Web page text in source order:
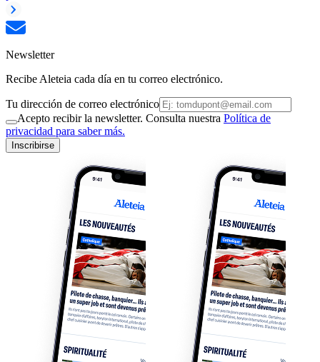
Newsletter
Recibe Aleteia cada día en tu correo electrónico.
Tu dirección de correo electrónico
Acepto recibir la newsletter. Consulta nuestra Política de
privacidad para saber más.
Inscribirse